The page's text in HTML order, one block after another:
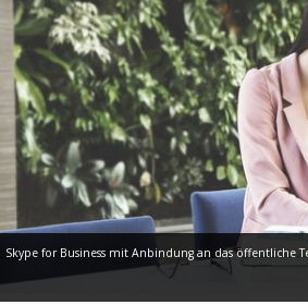
Skype for Business mit Anbindung an das öffentliche